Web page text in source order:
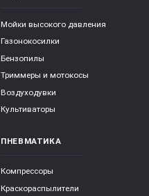
Мойки высокого давления
Газонокосилки
Бензопилы
Триммеры и мотокосы
Воздуходувки
Культиваторы
ПНЕВМАТИКА
Компрессоры
Краскораспылители